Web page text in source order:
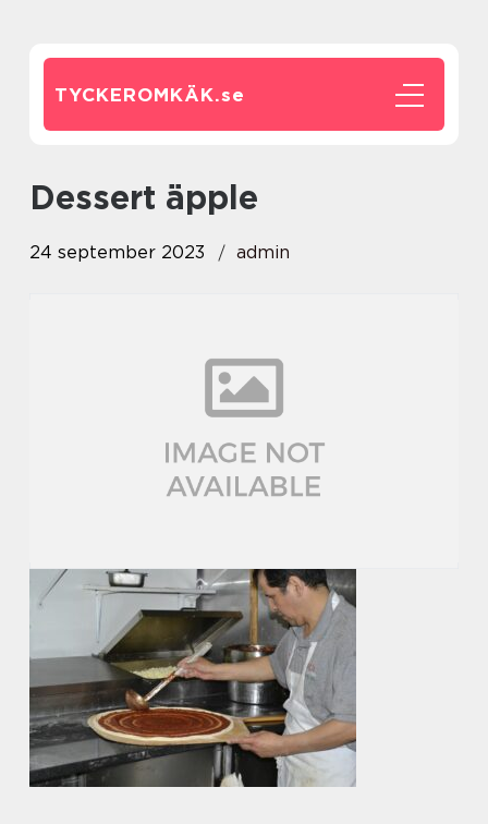
TYCKEROMKÄK.se
dessert äpple
24 september 2023 admin